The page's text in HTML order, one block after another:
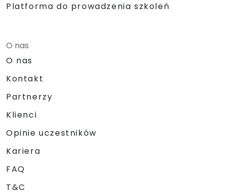
Platforma do prowadzenia szkoleń
O nas
O nas
Kontakt
Partnerzy
Klienci
Opinie uczestników
Kariera
FAQ
T&C